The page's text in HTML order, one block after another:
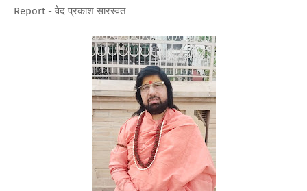
Report - वेद प्रकाश सारस्वत